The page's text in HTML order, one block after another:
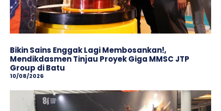
Bikin Sains Enggak Lagi Membosankan!,
Mendikdasmen Tinjau Proyek Giga MMSC JTP
Group di Batu
10/08/2026